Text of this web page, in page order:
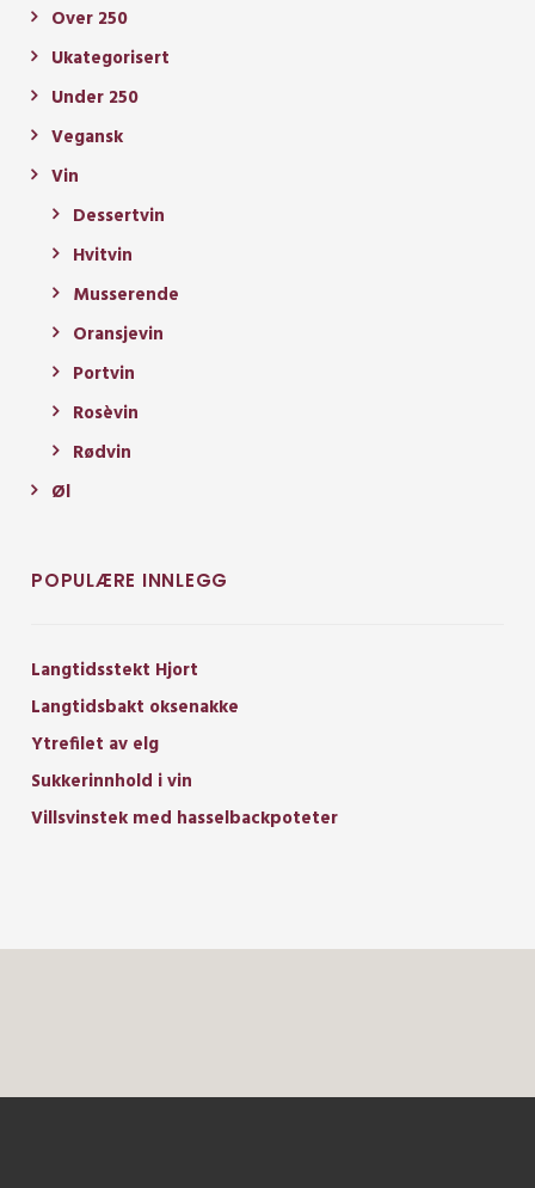
Over 250
Ukategorisert
Under 250
Vegansk
Vin
Dessertvin
Hvitvin
Musserende
Oransjevin
Portvin
Rosèvin
Rødvin
Øl
POPULÆRE INNLEGG
Langtidsstekt Hjort
Langtidsbakt oksenakke
Ytrefilet av elg
Sukkerinnhold i vin
Villsvinstek med hasselbackpoteter